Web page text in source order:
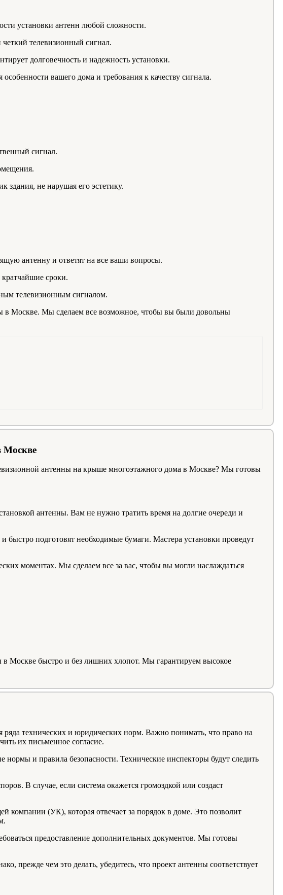
установки антенн любой сложности.
телевизионный сигнал.
долговечность и надежность установки.
вашего дома и требования к качеству сигнала.
сигнал.
здания, не нарушая его эстетику.
антенну и ответят на все ваши вопросы.
сроки.
телевизионным сигналом.
в Москве. Мы сделаем все возможное, чтобы вы были довольны
Москве
антенны на крыше многоэтажного дома в Москве? Мы готовы
антенны. Вам не нужно тратить время на долгие очереди и
подготовят необходимые бумаги. Мастера установки проведут
моментах. Мы сделаем все за вас, чтобы вы могли наслаждаться
Москве быстро и без лишних хлопот. Мы гарантируем высокое
технических и юридических норм. Важно понимать, что право на
их письменное согласие.
и правила безопасности. Технические инспекторы будут следить
В случае, если система окажется громоздкой или создаст
компании (УК), которая отвечает за порядок в доме. Это позволит
предоставление дополнительных документов. Мы готовы
прежде чем это делать, убедитесь, что проект антенны соответствует